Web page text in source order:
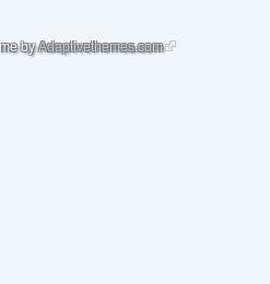
byAdaptivethemes.com(link is external)